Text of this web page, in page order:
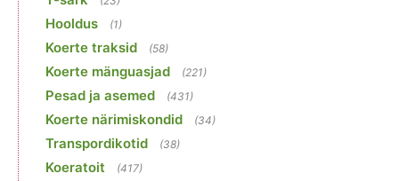
Hooldus (1)
Koerte traksid (58)
Koerte mänguasjad (221)
Pesad ja asemed (431)
Koerte närimiskondid (34)
Transpordikotid (38)
Koeratoit (417)